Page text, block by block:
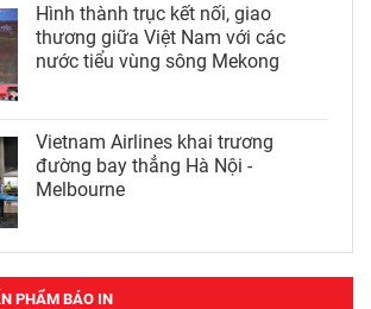
Hình thành trục kết nối, giao
thương giữa Việt Nam với các
nước tiểu vùng sông Mekong
Vietnam Airlines khai trương
đường bay thẳng Hà Nội -
Melbourne
PHẨM BÁO IN